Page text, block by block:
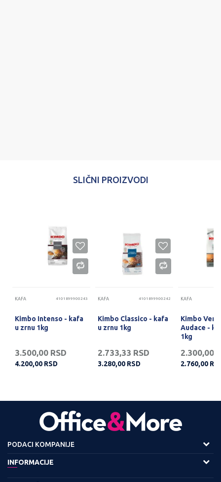
SLIČNI PROIZVODI
KAFA 4101899900243
Kimbo Intenso - kafa
u zrnu 1kg
3.500,00 RSD
4.200,00 RSD
KAFA 4101899900242
Kimbo Classico - kafa
u zrnu 1kg
2.733,33 RSD
3.280,00 RSD
KAFA
Kimbo
Audace -
1kg
2.300,00
2.760,00
PODACI KOMPANIJE
Adresa :
INFORMACIJE